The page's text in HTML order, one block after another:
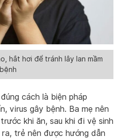
hắt hơi để tránh lây lan mầm
bệnh
cách là biện pháp
virus gây bệnh. Ba mẹ nên
khi ăn, sau khi đi vệ sinh
trẻ nên được hướng dẫn